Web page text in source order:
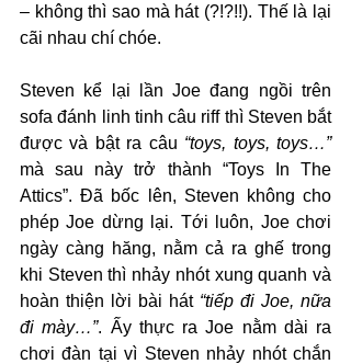
– không thì sao mà hát (?!?!!). Thế là lại
cãi nhau chí chóe.
Steven kể lại lần Joe đang ngồi trên
sofa đánh linh tinh câu riff thì Steven bắt
được và bật ra câu “toys, toys, toys…”
mà sau này trở thành “Toys In The
Attics”. Đã bốc lên, Steven không cho
phép Joe dừng lại. Tới luôn, Joe chơi
ngày càng hăng, nằm cả ra ghế trong
khi Steven thì nhảy nhót xung quanh và
hoàn thiện lời bài hát “tiếp đi Joe, nữa
đi mày…”. Ấy thực ra Joe nằm dài ra
chơi đàn tại vì Steven nhảy nhót chắn